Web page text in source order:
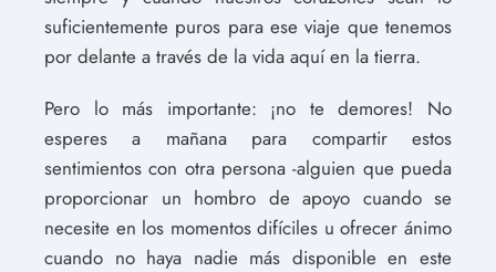
suficientemente puros para ese viaje que tenemos
por delante a través de la vida aquí en la tierra.
Pero lo más importante: ¡no te demores! No
esperes a mañana para compartir estos
sentimientos con otra persona -alguien que pueda
proporcionar un hombro de apoyo cuando se
necesite en los momentos difíciles u ofrecer ánimo
cuando no haya nadie más disponible en este